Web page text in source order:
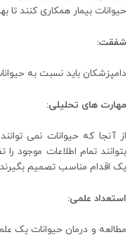
حیوانات بیمار همکاری کنند تا
شفقت:
دامپزشکان باید نسبت به
مهارت های تحلیلی:
از آنجا که حیوانات نمی
بتوانند تمام اطلاعات موجود
یک اقدام مناسب تصمیم
استعداد علمی:
مطالعه و درمان حیوانات یک